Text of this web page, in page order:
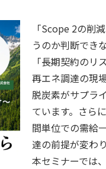
「Scope 2の削
うのか判断でき
「長期契約のリ
再エネ調達の現
脱炭素がサプラ
ています。さら
間単位での需給
達の前提が変わ
本セミナーでは